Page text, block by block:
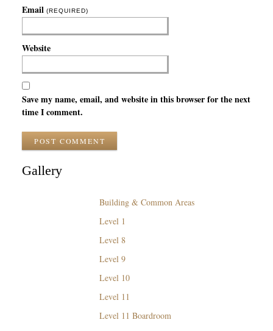
Email (REQUIRED)
Website
Save my name, email, and website in this browser for the next
time I comment.
POST COMMENT
Gallery
Building & Common Areas
Level 1
Level 8
Level 9
Level 10
Level 11
Level 11 Boardroom